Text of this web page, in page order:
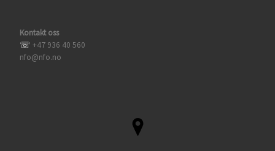
Kontakt oss
☏ +47 936 40 560
nfo@nfo.no